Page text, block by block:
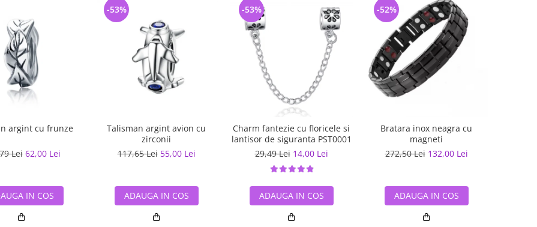
argint cu frunze
Lei 62,00 Lei
IN COS
Talisman argint avion cu
zirconii
117,65 Lei 55,00 Lei
-53%
ADAUGA IN COS
Charm fantezie cu floricele si
lantisor de siguranta PST0001
29,49 Lei 14,00 Lei
-53%
ADAUGA IN COS
Bratara inox neagra cu
magneti
272,50 Lei 132,00 Lei
-52%
ADAUGA IN COS